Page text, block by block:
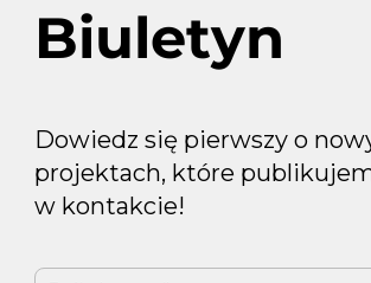
Biuletyn
Dowiedz się pierwszy o
projektach, które
w kontakcie!